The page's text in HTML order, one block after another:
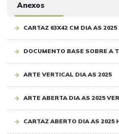
Anexos
CARTAZ 63X42 CM DIA AS
DOCUMENTO BASE SOBRE A
ARTE VERTICAL DIA AS 2025
ARTE ABERTA DIA AS 2025
CARTAZ ABERTO DIA AS 2025